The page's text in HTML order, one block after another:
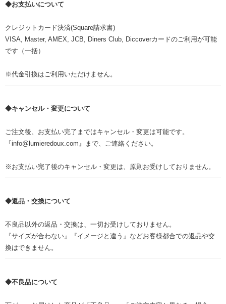
◆お支払いについて
クレジットカード決済(Square請求書)
VISA, Master, AMEX, JCB, Diners Club, Diccoverカードのご利用が可能
です（一括）
※代金引換はご利用いただけません。
◆キャンセル・変更について
ご注文後、お支払い完了まではキャンセル・変更は可能です。
『info@lumieredoux.com』まで、ご連絡ください。
※お支払い完了後のキャンセル・変更は、原則お受けしておりません。
◆返品・交換について
不良品以外の返品・交換は、一切お受けしておりません。
『サイズが合わない』『イメージと違う』などお客様都合での返品や交
換はできません。
◆不良品について